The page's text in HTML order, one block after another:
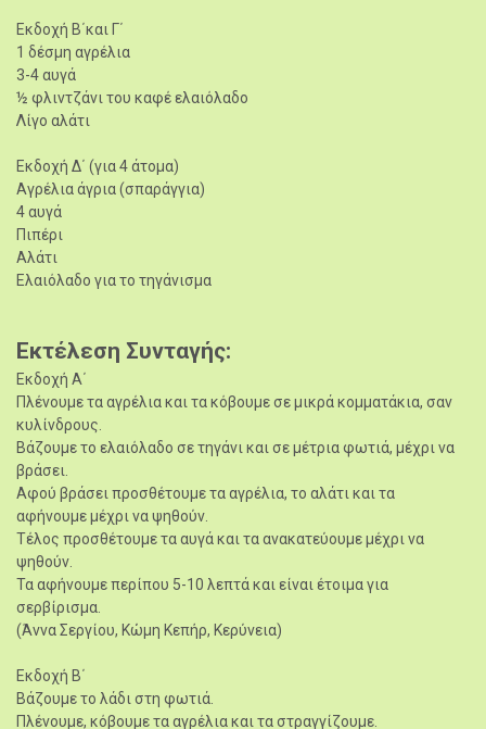
Εκδοχή Β΄και Γ΄
1 δέσμη αγρέλια
3-4 αυγά
½ φλιντζάνι του καφέ ελαιόλαδο
Λίγο αλάτι
Εκδοχή Δ΄ (για 4 άτομα)
Αγρέλια άγρια (σπαράγγια)
4 αυγά
Πιπέρι
Αλάτι
Ελαιόλαδο για το τηγάνισμα
Εκτέλεση Συνταγής
Εκδοχή Α΄
Πλένουμε τα αγρέλια και τα κόβουμε σε μικρά κομματάκια, σαν
κυλίνδρους.
Βάζουμε το ελαιόλαδο σε τηγάνι και σε μέτρια φωτιά, μέχρι να
βράσει.
Αφού βράσει προσθέτουμε τα αγρέλια, το αλάτι και τα
αφήνουμε μέχρι να ψηθούν.
Τέλος προσθέτουμε τα αυγά και τα ανακατεύουμε μέχρι να
ψηθούν.
Τα αφήνουμε περίπου 5-10 λεπτά και είναι έτοιμα για
σερβίρισμα.
(Άννα Σεργίου, Κώμη Κεπήρ, Κερύνεια)
Εκδοχή Β΄
Βάζουμε το λάδι στη φωτιά.
Πλένουμε, κόβουμε τα αγρέλια και τα στραγγίζουμε.